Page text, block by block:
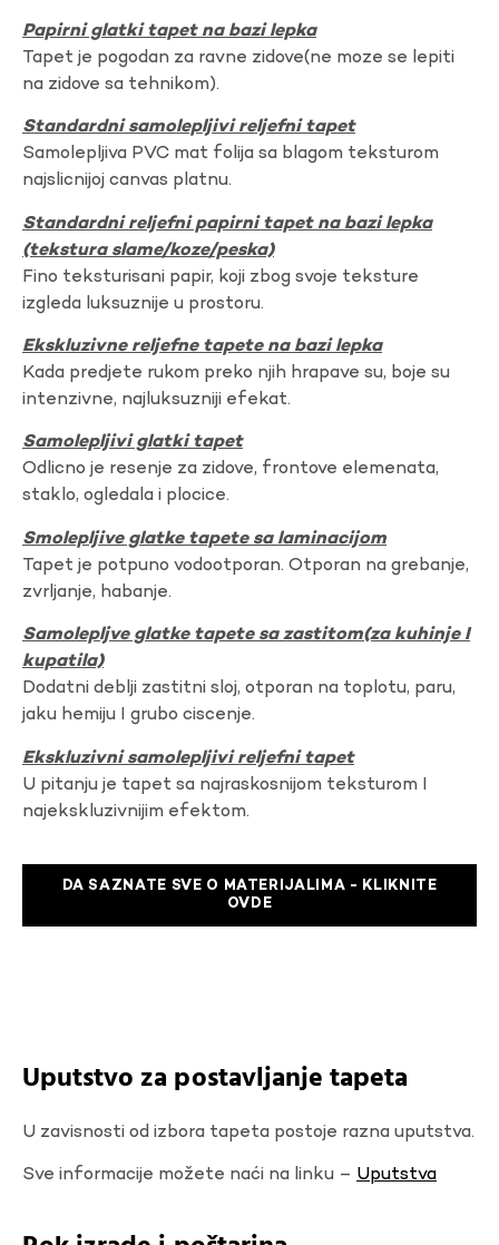
Papirni glatki tapet na bazi lepka
Tapet je pogodan za ravne zidove(ne moze se lepiti
na zidove sa tehnikom).
Standardni samolepljivi reljefni tapet
Samolepljiva PVC mat folija sa blagom teksturom
najslicnijoj canvas platnu.
Standardni reljefni papirni tapet na bazi lepka
(tekstura slame/koze/peska)
Fino teksturisani papir, koji zbog svoje teksture
izgleda luksuznije u prostoru.
Ekskluzivne reljefne tapete na bazi lepka
Kada predjete rukom preko njih hrapave su, boje su
intenzivne, najluksuzniji efekat.
Samolepljivi glatki tapet
Odlicno je resenje za zidove, frontove elemenata,
staklo, ogledala i plocice.
Smolepljive glatke tapete sa laminacijom
Tapet je potpuno vodootporan. Otporan na grebanje,
zvrljanje, habanje.
Samolepljve glatke tapete sa zastitom(za kuhinje I
kupatila)
Dodatni deblji zastitni sloj, otporan na toplotu, paru,
jaku hemiju I grubo ciscenje.
Ekskluzivni samolepljivi reljefni tapet
U pitanju je tapet sa najraskosnijom teksturom I
najekskluzivnijim efektom.
DA SAZNATE SVE O MATERIJALIMA - KLIKNITE
OVDE
Uputstvo za postavljanje tapeta
U zavisnosti od izbora tapeta postoje razna uputstva.
Sve informacije možete naći na linku – Uputstva